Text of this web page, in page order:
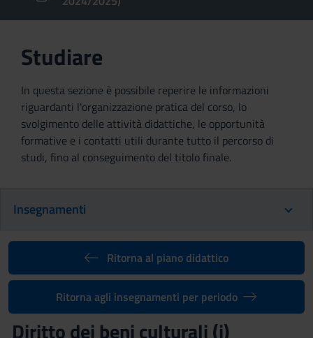
Studiare
In questa sezione è possibile reperire le informazioni
riguardanti l'organizzazione pratica del corso, lo
svolgimento delle attività didattiche, le opportunità
formative e i contatti utili durante tutto il percorso di
studi, fino al conseguimento del titolo finale.
Insegnamenti
Ritorna al piano didattico
Ritorna agli insegnamenti per periodo
Diritto dei beni culturali (i)